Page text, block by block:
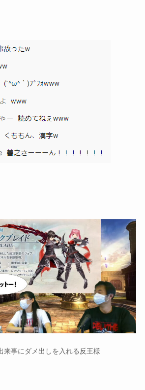
来事にダメ出しを入れる反王様